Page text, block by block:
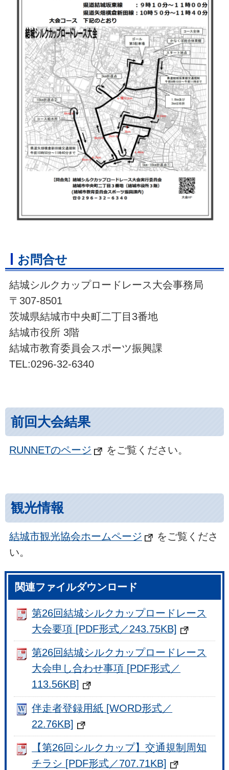
お問合せ
結城シルクカップロードレース大会事務局
〒307-8501
茨城県結城市中央町二丁目3番地
結城市役所 3階
結城市教育委員会スポーツ振興課
TEL:0296-32-6340
前回大会結果
RUNNETのページ をご覧ください。
観光情報
結城市観光協会ホームページ
をご覧くださ
い。
関連ファイルダウンロード
第26回結城シルクカップロードレース
大会要項 [PDF形式／243.75KB]
第26回結城シルクカップロードレース
大会申し合わせ事項 [PDF形式／
113.56KB]
伴走者登録用紙 [WORD形式／
22.76KB]
【第26回シルクカップ】交通規制周知
チラシ [PDF形式／707.71KB]